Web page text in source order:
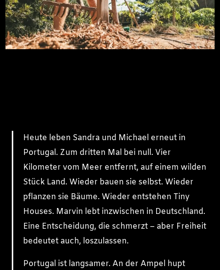
Heute leben Sandra und Michael erneut in
Portugal. Zum dritten Mal bei null. Vier
Kilometer vom Meer entfernt, auf einem wilden
Stück Land. Wieder bauen sie selbst. Wieder
pflanzen sie Bäume. Wieder entstehen Tiny
Houses. Marvin lebt inzwischen in Deutschland.
Eine Entscheidung, die schmerzt – aber Freiheit
bedeutet auch, loszulassen.
Portugal ist langsamer. An der Ampel hupt